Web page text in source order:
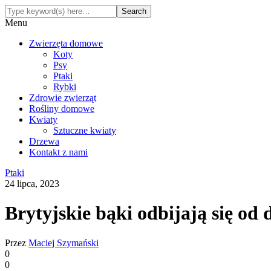
Menu
Zwierzęta domowe
Koty
Psy
Ptaki
Rybki
Zdrowie zwierząt
Rośliny domowe
Kwiaty
Sztuczne kwiaty
Drzewa
Kontakt z nami
Ptaki
24 lipca, 2023
Brytyjskie bąki odbijają się od
Przez Maciej Szymański
0
0